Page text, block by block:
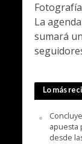
La
sumará
Lo más
apuesta
desde